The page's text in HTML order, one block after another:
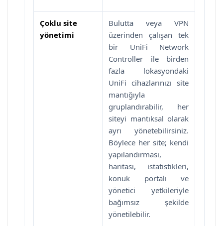
Çoklu site
yönetimi
Bulutta veya VPN
üzerinden çalışan tek
bir UniFi Network
Controller ile birden
fazla lokasyondaki
UniFi cihazlarınızı site
mantığıyla
gruplandırabilir, her
siteyi mantıksal olarak
ayrı yönetebilirsiniz.
Böylece her site; kendi
yapılandırması,
haritası, istatistikleri,
konuk portalı ve
yönetici yetkileriyle
bağımsız şekilde
yönetilebilir.